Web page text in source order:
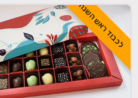
לכבוד ראש השנה